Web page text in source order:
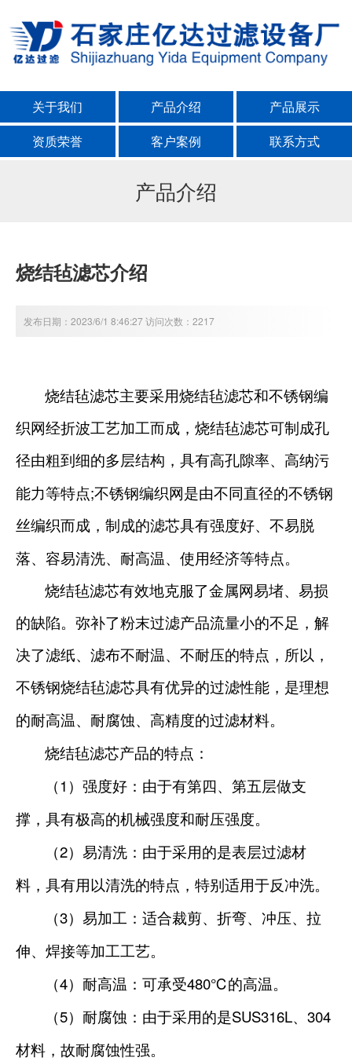
关于我们 产品介绍
产品展示
资质荣誉
客户案例 联系方式
产品介绍
烧结毡滤芯介绍
发布日期：2023/6/1 8:46:27 访问次数：2217
烧结毡滤芯主要采用烧结毡滤芯和不锈钢编
织网经折波工艺加工而成，烧结毡滤芯可制成孔
径由粗到细的多层结构，具有高孔隙率、高纳污
能力等特点;不锈钢编织网是由不同直径的不锈钢
丝编织而成，制成的滤芯具有强度好、不易脱
落、容易清洗、耐高温、使用经济等特点。
烧结毡滤芯有效地克服了金属网易堵、易损
的缺陷。弥补了粉末过滤产品流量小的不足，解
决了滤纸、滤布不耐温、不耐压的特点，所以，
不锈钢烧结毡滤芯具有优异的过滤性能，是理想
的耐高温、耐腐蚀、高精度的过滤材料。
烧结毡滤芯产品的特点：
（ 1 ）强度好：由于有第四、第五层做支
撑，具有极高的机械强度和耐压强度。
（2）易清洗：由于采用的是表层过滤材
料，具有用以清洗的特点，特别适用于反冲洗。
（3）易加工：适合裁剪、折弯、冲压、拉
伸、焊接等加工工艺。
（4）耐高温：可承受480℃的高温。
（5）耐腐蚀：由于采用的是SUS316L、304
材料，故耐腐蚀性强。